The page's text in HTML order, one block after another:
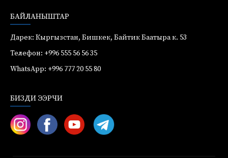
БАЙЛАНЫШТАР
Дарек: Кыргызстан, Бишкек, Байтик Баатыра к. 53
Телефон: +996 555 56 56 35
WhatsApp: +996 777 20 55 80
БИЗДИ ЭЭРЧИ